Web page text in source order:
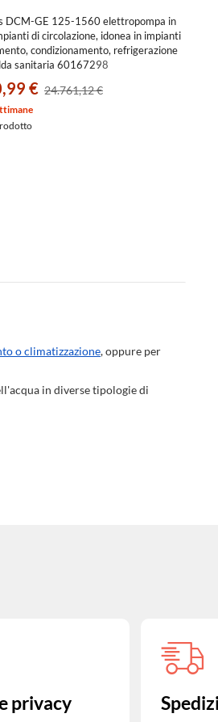
DCM-GE 125-1560 elettropompa in
di circolazione, idonea in impianti
condizionamento, refrigerazione
sanitaria 60167298
€ 24.761,12 €
o climatizzazione, oppure per
in diverse tipologie di
privacy